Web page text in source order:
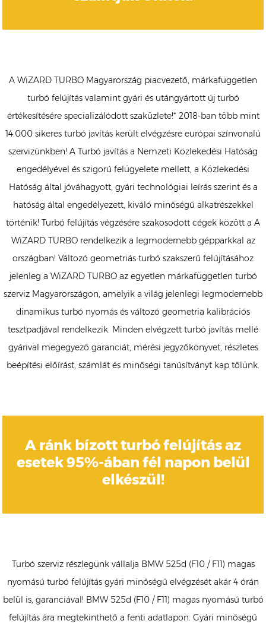
A WiZARD TURBO Magyarország piacvezető, márkafüggetlen
turbó felújítás valamint gyári és utángyártott új turbó
értékesítésére specializálódott szaküzlete!* 2018-ban több mint
14.000 sikeres turbó javítás került elvégzésre európai színvonalú
szervizünkben! A Turbó javítás a Nemzeti Közlekedési Hatóság
engedélyével és szigorú felügyelete mellett, a Közlekedési
Hatóság által jóváhagyott, gyári technológiai leírás szerint és a
hatóság által engedélyezett, kiváló minőségű alkatrészekkel
történik! Turbó felújítás végzésére szakosodott cégek között a A
WiZARD TURBO rendelkezik a legmodernebb gépparkkal az
országban! Változó geometriás turbó szakszerű felújításához
jelenleg a WiZARD TURBO az egyetlen márkafüggetlen turbó
szerviz Magyarországon, amelyik a világ jelenlegi legmodernebb
dinamikus turbó nyomás és változó geometria kalibrációs
tesztpadjával rendelkezik. Minden elvégzett turbó javítás mellé
gyárival megegyező garanciát, mérési jegyzőkönyvet, részletes
beépítési előírást, számlát és minőségi tanúsítványt kap tőlünk.
A ránk bízott turbó felújítás az
esetek 95%-ában fél napon belül
elkészül!
Turbó szerviz részlegünk vállalja BMW 525d (F10 / F11) magas
nyomású turbó felújítás gyári minőségű elvégzését akár 4 órán
belül is, garanciával! BMW 525d (F10 / F11) magas nyomású turbó
felújítás ára megtekinthető a fenti adatlapon. Gyári minőségű